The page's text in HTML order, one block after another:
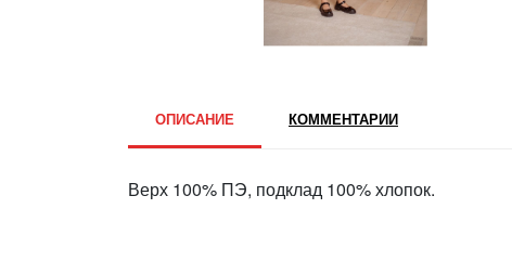
ОПИСАНИЕ КОММЕНТАРИИ
Верх 100% ПЭ, подклад 100% хлопок.